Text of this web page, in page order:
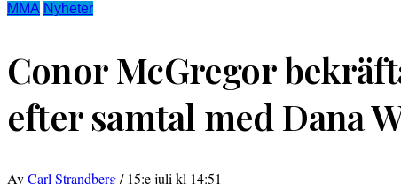
MMA Nyheter
Conor McGregor
efter samtal med Dana
AvCarl Strandberg/ 15:e juli kl 14:51